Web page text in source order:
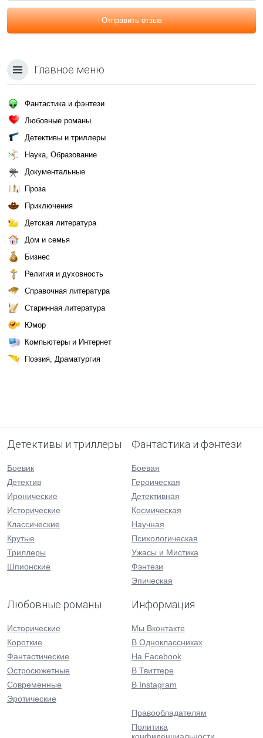
Отправить отзыв
Главное меню
Фантастика и фэнтези
Любовные романы
Детективы и триллеры
Наука, Образование
Документальные
Проза
Приключения
Детская литература
Дом и семья
Бизнес
Религия и духовность
Справочная литература
Старинная литература
Юмор
Компьютеры и Интернет
Поэзия, Драматургия
Детективы и триллеры
Боевик
Детектив
Иронические
Исторические
Классические
Крутые
Триллеры
Шпионские
Фантастика и фэнтези
Боевая
Героическая
Детективная
Космическая
Научная
Психологическая
Ужасы и Мистика
Фэнтези
Эпическая
Любовные романы
Исторические
Короткие
Фантастические
Остросюжетные
Современные
Эротические
Информация
Мы Вконтакте
В Одноклассниках
На Facebook
В Твиттере
В Instagram
Правообладателям
Политика